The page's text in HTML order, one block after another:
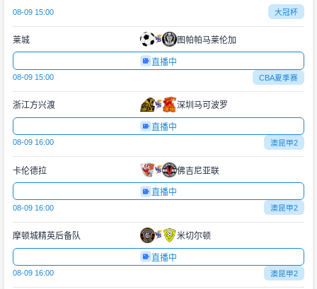
08-09 15:00 大冠杯
莱城 图帕帕马莱伦加
直播中
08-09 15:00 CBA夏季赛
浙江方兴渡 深圳马可波罗
直播中
08-09 16:00 澳昆甲2
卡伦德拉 佛吉尼亚联
直播中
08-09 16:00 澳昆甲2
摩顿城精英后备队 米切尔顿
直播中
08-09 16:00 澳昆甲2